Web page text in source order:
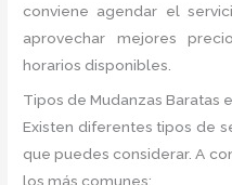
conviene agendar el
aprovechar mejores
horarios disponibles.
Tipos de Mudanzas Baratas
Existen diferentes tipos de
que puedes considerar. A
los más comunes: